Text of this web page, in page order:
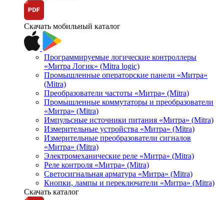
Скачать мобильный каталог
Программируемые логические контроллеры
«Митра Логик» (Mitra logic)
Промышленные операторские панели «Митра»
(Mitra)
Преобразователи частоты «Митра» (Mitra)
Промышленные коммутаторы и преобразователи
«Митра» (Mitra)
Импульсные источники питания «Митра» (Mitra)
Измерительные устройства «Митра» (Mitra)
Измерительные преобразователи сигналов
«Митра» (Mitra)
Электромеханические реле «Митра» (Mitra)
Реле контроля «Митра» (Mitra)
Светосигнальная арматура «Митра» (Mitra)
Кнопки, лампы и переключатели «Митра» (Mitra)
Скачать каталог